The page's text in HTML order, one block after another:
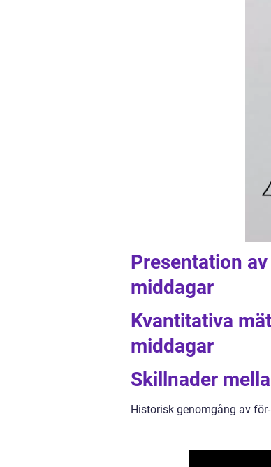
Presentation
middagar
Kvantitativa
middagar
Skillnader
Historisk genomgång av